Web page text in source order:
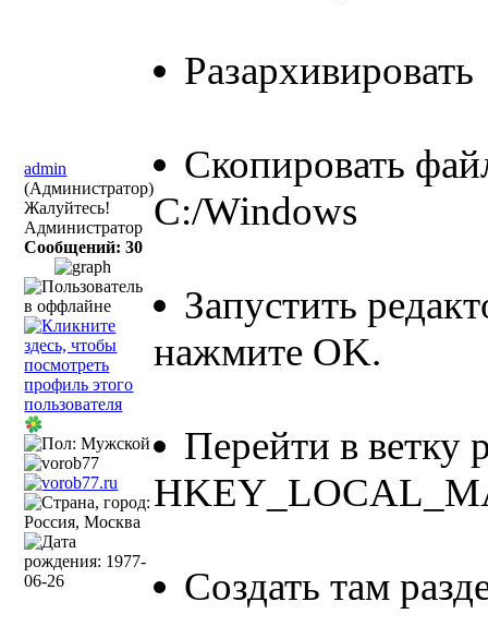
admin
(Администратор)
Жалуйтесь!
Администратор
Сообщений: 30
Разархивировать
Скопировать
С:/Windows
Запустить
нажмите OK.
Перейти в ветку
Создать там